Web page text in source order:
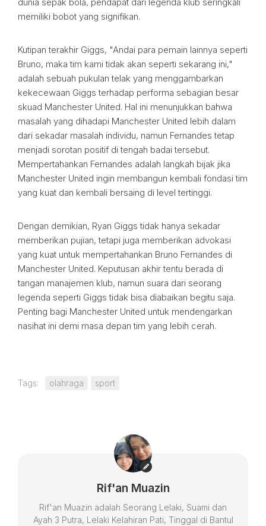
memiliki bobot yang signifikan.
Kutipan terakhir Giggs, "Andai para pemain lainnya seperti
Bruno, maka tim kami tidak akan seperti sekarang ini,"
adalah sebuah pukulan telak yang menggambarkan
kekecewaan Giggs terhadap performa sebagian besar
skuad Manchester United. Hal ini menunjukkan bahwa
masalah yang dihadapi Manchester United lebih dalam
dari sekadar masalah individu, namun Fernandes tetap
menjadi sorotan positif di tengah badai tersebut.
Mempertahankan Fernandes adalah langkah bijak jika
Manchester United ingin membangun kembali fondasi tim
yang kuat dan kembali bersaing di level tertinggi.
Dengan demikian, Ryan Giggs tidak hanya sekadar
memberikan pujian, tetapi juga memberikan advokasi
yang kuat untuk mempertahankan Bruno Fernandes di
Manchester United. Keputusan akhir tentu berada di
tangan manajemen klub, namun suara dari seorang
legenda seperti Giggs tidak bisa diabaikan begitu saja.
Penting bagi Manchester United untuk mendengarkan
nasihat ini demi masa depan tim yang lebih cerah.
Tags: olahraga sport
Rif'an Muazin
Rif'an Muazin adalah Seorang Lelaki, Suami dan
Ayah 3 Putra, Lelaki Kelahiran Pati, Tinggal di Bantul